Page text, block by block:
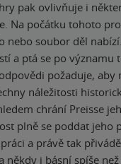
pak ovlivňuje i
Na počátku tohoto
soubor děl
a ptá se po významu
požaduje, aby
náležitosti
chrání Preisse
plně se poddat jeho
a právě tak
i básní spíše